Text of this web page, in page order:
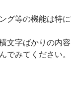
グ等の機能は特
文字ばかりの内
でみてください。
】Google Play